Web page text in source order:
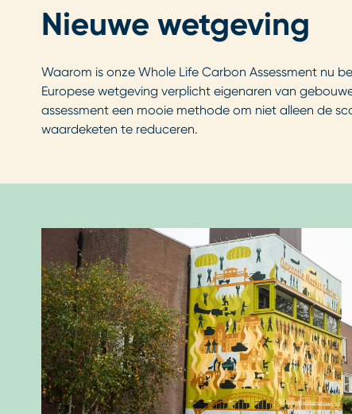
Nieuwe wetgeving
Waarom is onze Whole Life Carbon Assessment nu
Europese wetgeving verplicht eigenaren van
assessment een mooie methode om niet alleen de
waardeketen te reduceren.